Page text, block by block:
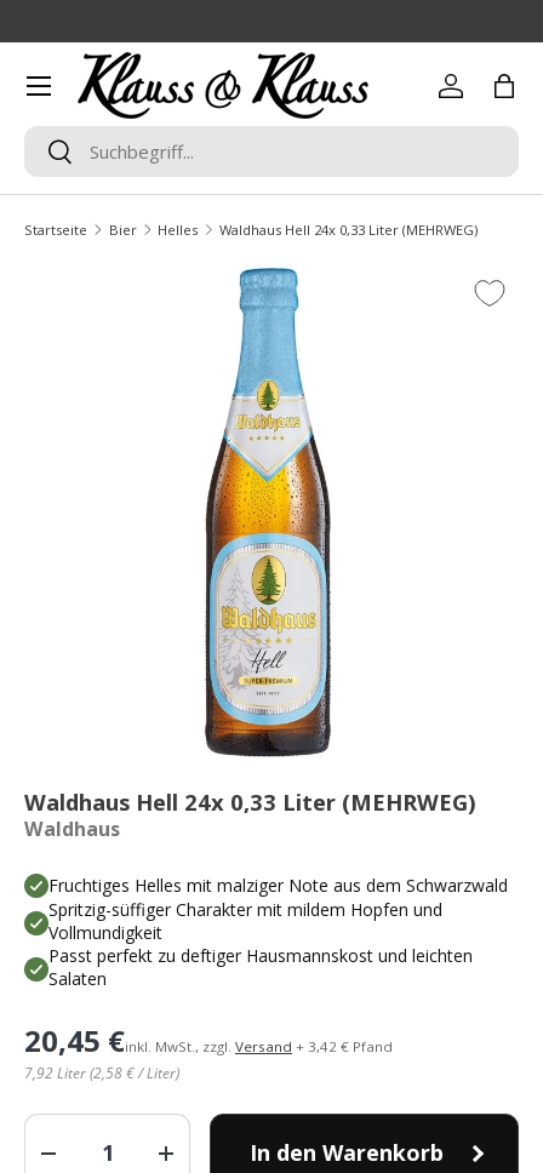
Direkt zum Inhalt
Suchen
Suchen
Einloggen
Menü
Startseite Bier Helles Waldhaus Hell 24x 0,33 Liter (MEHRWEG)
Waldhaus Hell 24x 0,33 Liter (MEHRWEG)
Waldhaus
Fruchtiges Helles mit malziger Note aus dem Schwarzwald
Spritzig-süffiger Charakter mit mildem Hopfen und
Vollmundigkeit
Passt perfekt zu deftiger Hausmannskost und leichten
Salaten
20,45 €
7,92 Liter (2,58 € / Liter)
inkl. MwSt., zzgl. Versand + 3,42 € Pfand
Anzahl
-
+ In den Warenkorb